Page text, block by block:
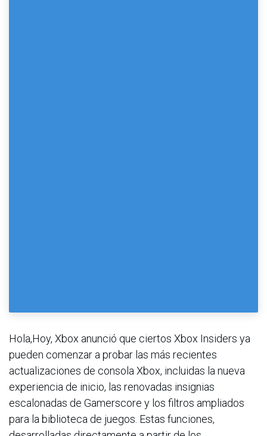
Hola,Hoy, Xbox anunció que ciertos Xbox Insiders ya
pueden comenzar a probar las más recientes
actualizaciones de consola Xbox, incluidas la nueva
experiencia de inicio, las renovadas insignias
escalonadas de Gamerscore y los filtros ampliados
para la biblioteca de juegos. Estas funciones,